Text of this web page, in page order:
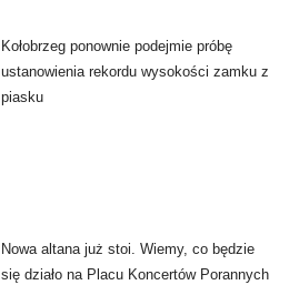
Kołobrzeg ponownie podejmie próbę
ustanowienia rekordu wysokości zamku z
piasku
Nowa altana już stoi. Wiemy, co będzie
się działo na Placu Koncertów Porannych